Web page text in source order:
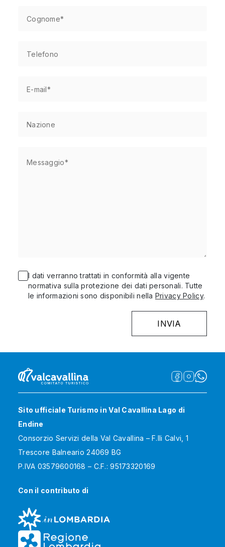
I dati verranno trattati in conformità alla vigente
normativa sulla protezione dei dati personali. Tutte
le informazioni sono disponibili nella Privacy Policy.
Sito ufficiale Turismo in Val Cavallina Lago di
Endine
Consorzio Servizi della Val Cavallina – F.lli Calvi, 1
Trescore Balneario 24069 BG
P.IVA 03579600168 – C.F.: 95173320169
Con il contributo di